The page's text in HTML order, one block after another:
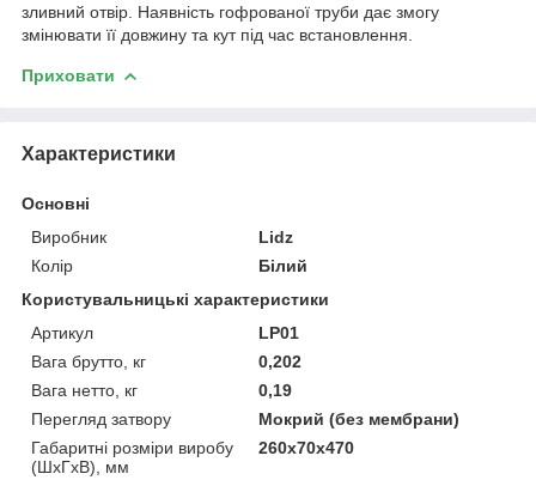
зливний отвір. Наявність гофрованої труби дає змогу
змінювати її довжину та кут під час встановлення.
Приховати
Характеристики
Основні
Виробник
Lidz
Колір
Білий
Користувальницькі характеристики
Артикул
LP01
Вага брутто, кг
0,202
Вага нетто, кг
0,19
Перегляд затвору
Мокрий (без мембрани)
Габаритні розміри виробу
(ШхГхВ), мм
260х70х470